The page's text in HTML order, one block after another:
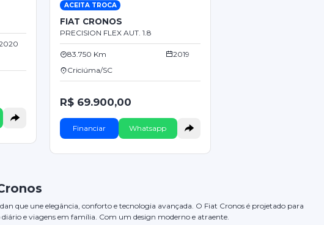
ACEITA TROCA
FIAT CRONOS
PRECISION FLEX AUT. 1.8
83.750 Km
2019
Criciúma/SC
R$ 69.900,00
Financiar Whatsapp
que une elegância, conforto e tecnologia avançada. O Fiat Cronos é projetado para
e viagens em família. Com um design moderno e atraente.